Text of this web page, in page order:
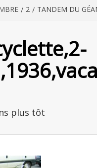
2 TANDEM DU
plus tôt